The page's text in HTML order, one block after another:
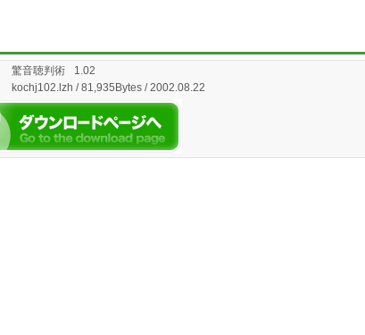
驚音聴判術 1.02
kochj102.lzh / 81,935Bytes / 2002.08.22